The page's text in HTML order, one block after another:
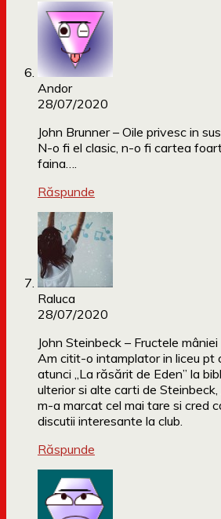
Andor
28/07/2020
John Brunner – Oile privesc in sus
N-o fi el clasic, n-o fi cartea
faina….
Răspunde
Raluca
28/07/2020
John Steinbeck – Fructele mâniei
Am citit-o intamplator in liceu pt
atunci „La răsărit de Eden” la
ulterior si alte carti de Steinbeck,
m-a marcat cel mai tare si cred
discutii interesante la club.
Răspunde